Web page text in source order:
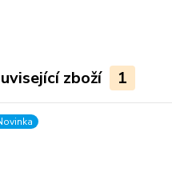
zboží 1